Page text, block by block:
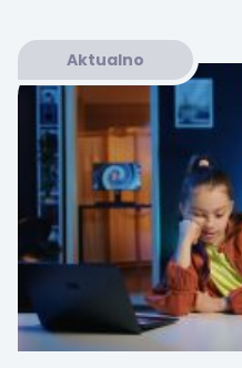
Aktualno